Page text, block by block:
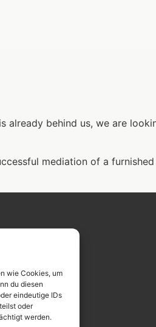
wie Cookies, um
du diesen
eindeutige IDs
oder
werden.
already behind us, we are
mediation of a